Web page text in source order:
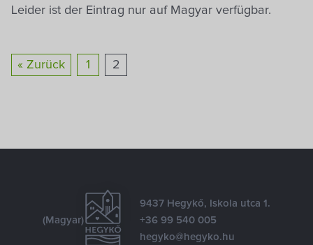
Leider ist der Eintrag nur auf Magyar verfügbar.
« Zurück 1 2
(Magyar)
9437 Hegykő, Iskola utca 1.
+36 99 540 005
hegyko@hegyko.hu